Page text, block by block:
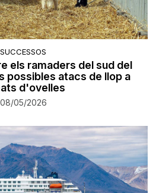
SUCCESSOS
els ramaders del sud del
possibles atacs de llop a
d'ovelles
08/05/2026